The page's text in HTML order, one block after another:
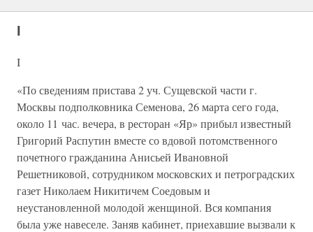
I
I
«По сведениям пристава 2 уч. Сущевской части г.
Москвы подполковника Семенова, 26 марта сего года,
около 11 час. вечера, в ресторан «Яр» прибыл известный
Григорий Распутин вместе со вдовой потомственного
почетного гражданина Анисьей Ивановной
Решетниковой, сотрудником московских и петроградских
газет Николаем Никитичем Соедовым и
неустановленной молодой женщиной. Вся компания
была уже навеселе. Заняв кабинет, приехавшие вызвали к